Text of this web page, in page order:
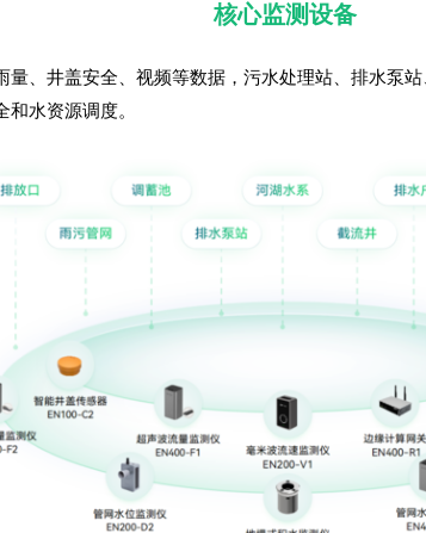
核心监测设备
、井盖安全、视频等数据，污水处理站、排水泵
水资源调度。